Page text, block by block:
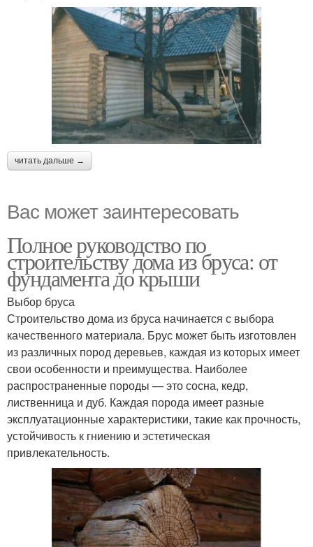
читать дальше →
Вас может заинтересовать
Полное руководство по
строительству дома из бруса: от
фундамента до крыши
Выбор бруса
Строительство дома из бруса начинается с выбора
качественного материала. Брус может быть изготовлен
из различных пород деревьев, каждая из которых имеет
свои особенности и преимущества. Наиболее
распространенные породы — это сосна, кедр,
лиственница и дуб. Каждая порода имеет разные
эксплуатационные характеристики, такие как прочность,
устойчивость к гниению и эстетическая
привлекательность.